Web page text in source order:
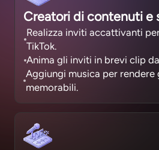
Creatori di contenuti e
Realizza inviti accattivanti
TikTok.
Anima gli inviti in brevi clip
Aggiungi musica per rendere
memorabili.